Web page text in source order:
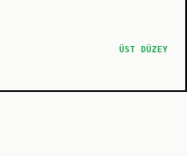
ÜST DÜZEY